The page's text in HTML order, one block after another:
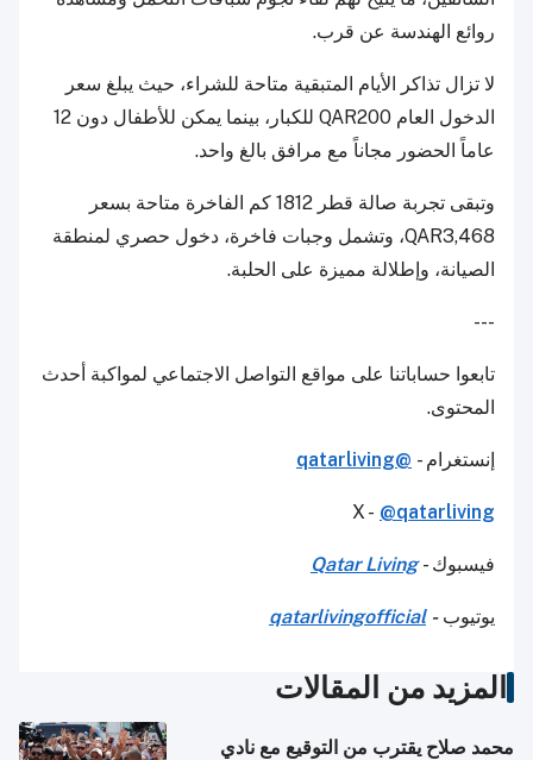
روائع الهندسة عن قرب.
لا تزال تذاكر الأيام المتبقية متاحة للشراء، حيث يبلغ سعر
الدخول العام QAR200 للكبار، بينما يمكن للأطفال دون 12
عاماً الحضور مجاناً مع مرافق بالغ واحد.
وتبقى تجربة صالة قطر 1812 كم الفاخرة متاحة بسعر
QAR3,468، وتشمل وجبات فاخرة، دخول حصري لمنطقة
الصيانة، وإطلالة مميزة على الحلبة.
---
تابعوا حساباتنا على مواقع التواصل الاجتماعي لمواكبة أحدث
المحتوى.
إنستغرام - @qatarliving
X - @qatarliving
فيسبوك -Qatar Living
يوتيوب-
qatarlivingofficial
المزيد من المقالات
محمد صلاح يقترب من التوقيع مع نادي